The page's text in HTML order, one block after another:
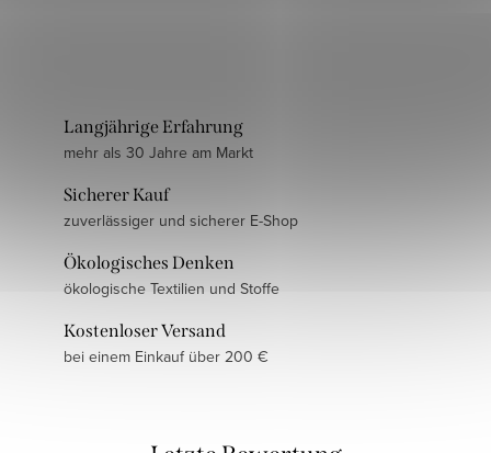
Langjährige Erfahrung
mehr als 30 Jahre am Markt
Sicherer Kauf
zuverlässiger und sicherer E-Shop
Ökologisches Denken
ökologische Textilien und Stoffe
Kostenloser Versand
bei einem Einkauf über 200 €